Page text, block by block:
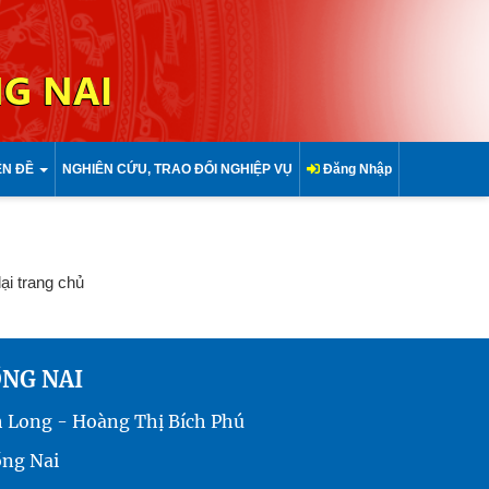
NAI
ĐỀ NGHIÊN CỨU, TRAO ĐỔI NGHIỆP VỤ Đăng Nhập
trang chủ
NAI
Long - Hoàng Thị Bích Phú
Nai